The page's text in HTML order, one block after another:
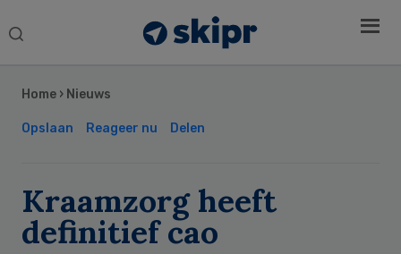
Search
Home › Nieuws
Opslaan Reageer nu Delen
Kraamzorg heeft
definitief cao
Sidebar